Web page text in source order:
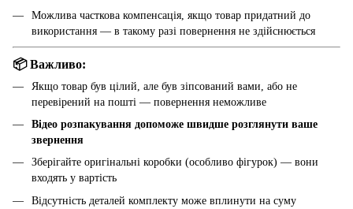
Можлива часткова компенсація, якщо товар придатний до
використання — в такому разі повернення не здійснюється
📦 Важливо:
Якщо товар був цілий, але був зіпсований вами, або не
перевірений на пошті — повернення неможливе
Відео розпакування допоможе швидше розглянути ваше
звернення
Зберігайте оригінальні коробки (особливо фігурок) — вони
входять у вартість
Відсутність деталей комплекту може вплинути на суму